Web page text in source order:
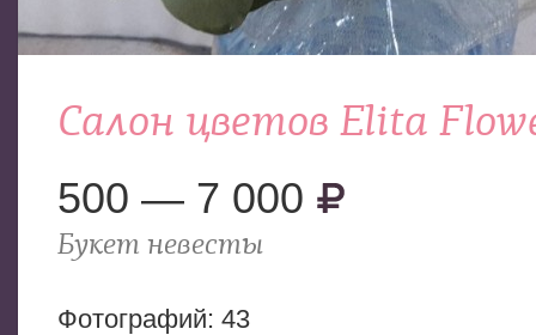
Салон цветов Elita
500 — 7 000
Букет невесты
Фотогрaфий: 43